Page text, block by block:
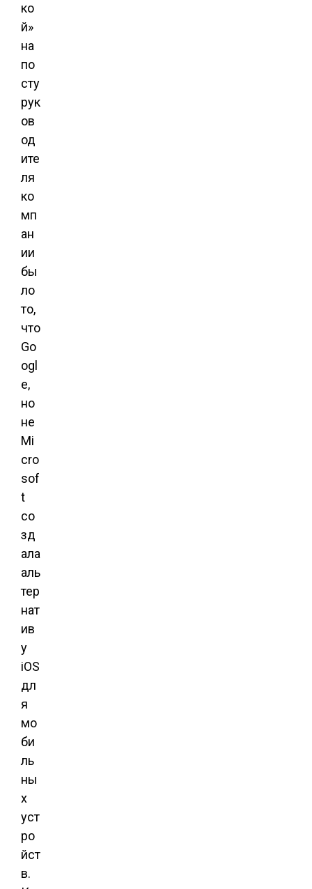
ко
й»
на
по
сту
рук
ов
од
ите
ля
ко
мп
ан
ии
бы
ло
то,
что
Go
ogl
e,
но
не
Mi
cro
sof
t
со
зд
ала
аль
тер
нат
ив
у
iOS
дл
я
мо
би
ль
ны
х
уст
ро
йст
в.